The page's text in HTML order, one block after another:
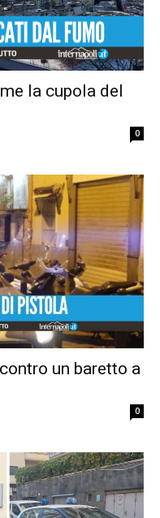
la cupola del
0
un baretto a
0